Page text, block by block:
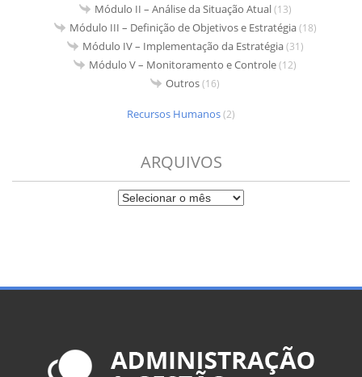
Módulo II – Análise da Situação Atual(13)
Módulo III – Definição de Objetivos e Estratégia(18)
Módulo IV – Implementação da Estratégia(31)
Módulo V – Monitoramento e Controle(12)
Outros(16)
Recursos Humanos(2)
ARQUIVOS